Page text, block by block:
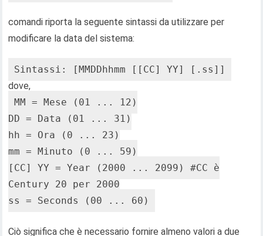
comandi riporta la seguente sintassi da utilizzare per
modificare la data del sistema:
Sintassi: [MMDDhhmm [[CC] YY] [.ss]]
dove,
MM = Mese (01 ... 12)
DD = Data (01 ... 31)
hh = Ora (0 ... 23)
mm = Minuto (0 ... 59)
[CC] YY = Year (2000 ... 2099) #CC è
Century 20 per 2000
ss = Seconds (00 ... 60)
Ciò significa che è necessario fornire almeno valori a due